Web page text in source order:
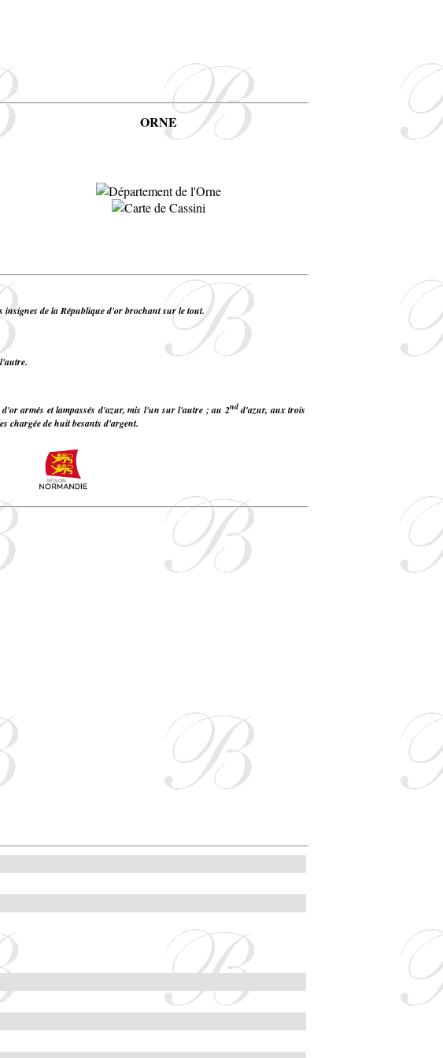
ORNE
insignes de la République d'or brochant sur le tout.
armés et lampassés d'azur, mis l'un sur l'autre ; au 2ndd'azur, aux trois
chargée de huit besants d'argent.